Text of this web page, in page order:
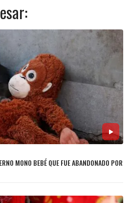
MONO BEBÉ QUE FUE ABANDONADO POR